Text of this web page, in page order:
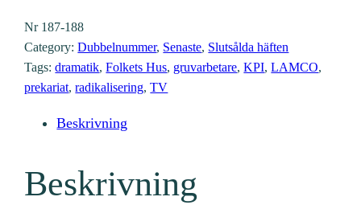
Nr 187-188
Category:Dubbelnummer, Senaste, Slutsålda häften
Tags:dramatik, Folkets Hus, gruvarbetare, KPI, LAMCO
prekariat, radikalisering, TV
Beskrivning
Beskrivning